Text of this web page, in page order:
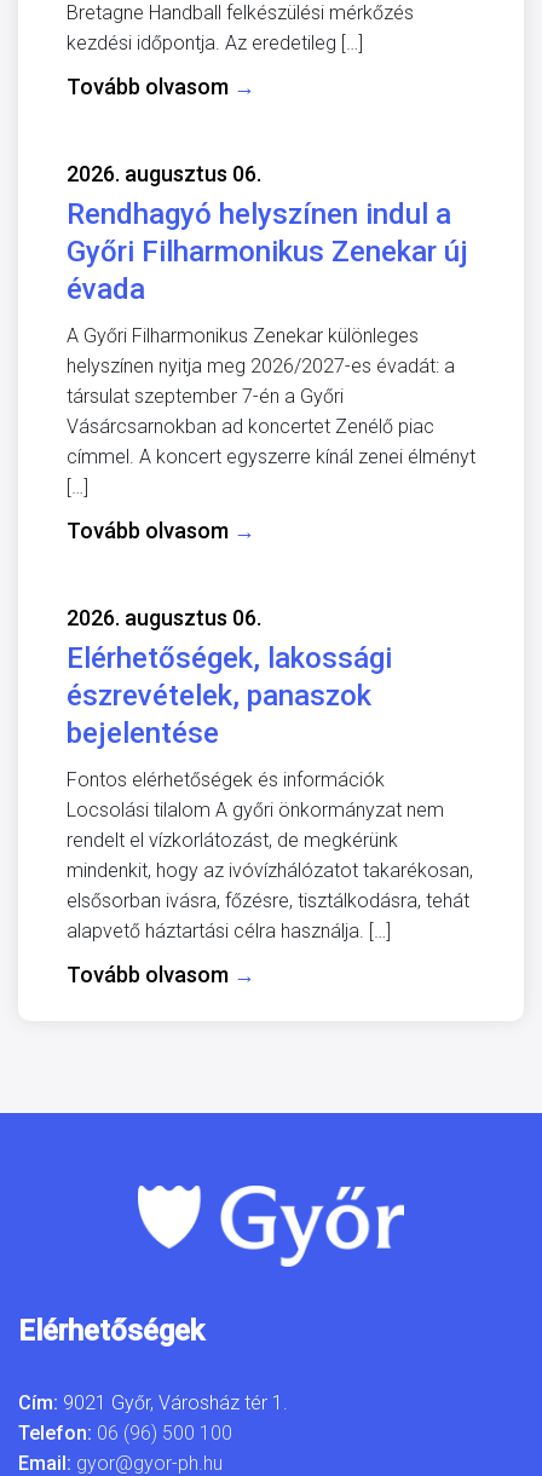
Bretagne Handball felkészülési mérkőzés
kezdési időpontja. Az eredetileg […]
Tovább olvasom →
2026. augusztus 06.
Rendhagyó helyszínen indul a
Győri Filharmonikus Zenekar új
évada
A Győri Filharmonikus Zenekar különleges
helyszínen nyitja meg 2026/2027-es évadát: a
társulat szeptember 7-én a Győri
Vásárcsarnokban ad koncertet Zenélő piac
címmel. A koncert egyszerre kínál zenei élményt
[…]
Tovább olvasom →
2026. augusztus 06.
Elérhetőségek, lakossági
észrevételek, panaszok
bejelentése
Fontos elérhetőségek és információk
Locsolási tilalom A győri önkormányzat nem
rendelt el vízkorlátozást, de megkérünk
mindenkit, hogy az ivóvízhálózatot takarékosan,
elsősorban ivásra, főzésre, tisztálkodásra, tehát
alapvető háztartási célra használja. […]
Tovább olvasom →
Elérhetőségek
Cím: 9021 Győr, Városház tér 1.
Telefon: 06 (96) 500 100
Email: gyor@gyor-ph.hu